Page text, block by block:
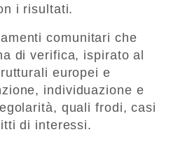
i risultati.
comunitari che
di verifica, ispirato al
europei e
individuazione e
quali frodi, casi
di interessi.